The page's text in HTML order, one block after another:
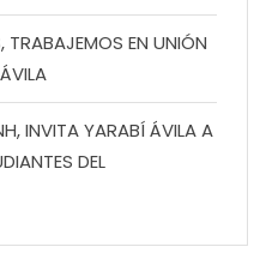
TRABAJEMOS EN UNIÓN
INVITA YARABÍ ÁVILA A
DEL